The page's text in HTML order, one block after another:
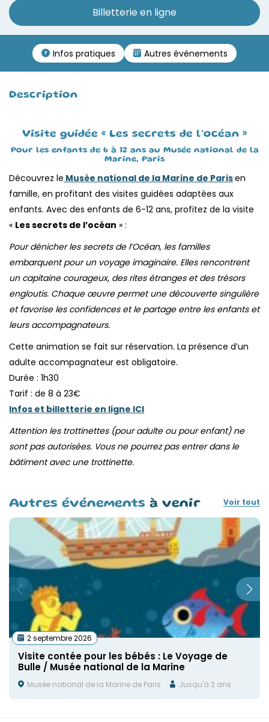
Billetterie en ligne
Infos pratiques Autres événements
Description
Visite guidée « Les secrets de l’océan »
Pour les enfants de 6 à 12 ans au Musée national de la
Marine, Paris
Découvrez le Musée national de la Marine de Parisen
famille, en profitant des visites guidées adaptées aux
enfants. Avec des enfants de 6-12 ans, profitez de la visite
« Les secrets de l’océan » :
Pour dénicher les secrets de l’Océan, les familles
embarquent pour un voyage imaginaire. Elles rencontrent
un capitaine courageux, des rites étranges et des trésors
engloutis. Chaque œuvre permet une découverte singulière
et favorise les confidences et le partage entre les enfants et
leurs accompagnateurs.
Cette animation se fait sur réservation. La présence d’un
adulte accompagnateur est obligatoire.
Durée : 1h30
Tarif : de 8 à 23€
Infos et billetterie en ligne ICI
Attention les trottinettes (pour adulte ou pour enfant) ne
sont pas autorisées. Vous ne pourrez pas entrer dans le
bâtiment avec une trottinette.
Autres événements à venir Voir tout
2 septembre 2026
Visite contée pour les bébés : Le Voyage de
Bulle / Musée national de la Marine
Musée national de la Marine de Paris Jusqu'à 2 ans